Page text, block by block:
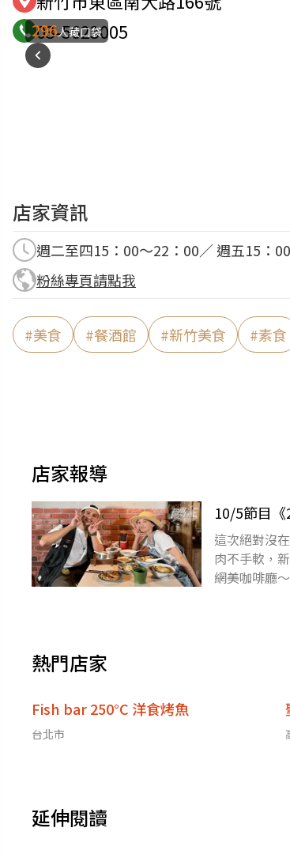
296人藏口袋
03-5623005
店家資訊
週二至四15：00～22：00／ 週五15：
粉絲專頁請點我
#美食 #餐酒館 #新竹美食 #素食
店家報導
10/5節目
這次絕對沒
肉不手軟，
網美咖啡廳
熱門店家
Fish bar 250°C 洋食烤魚
台北市
延伸閱讀